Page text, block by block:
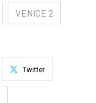
VENICE 2
Twitter